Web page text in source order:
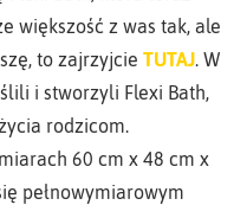
większość z was tak, ale
to zajrzyjcie TUTAJ. W
i stworzyli Flexi Bath,
rodzicom.
60 cm x 48 cm x
pełnowymiarowym